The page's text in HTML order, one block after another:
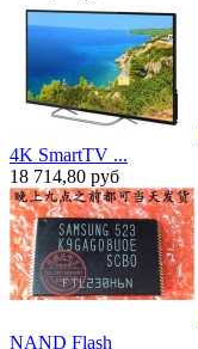
4K SmartTV ...
18 714,80 руб
NAND Flash